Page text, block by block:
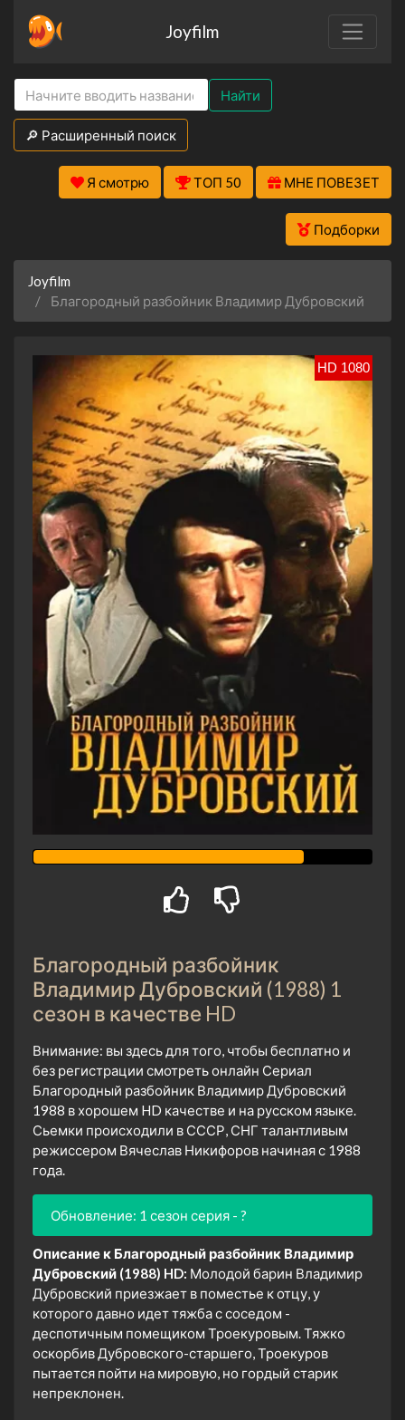
Joyfilm
Найти
🔎 Расширенный поиск
Я смотрю ТОП 50 МНЕ ПОВЕЗЕТ
Подборки
Joyfilm
Благородный разбойник Владимир Дубровский
HD 1080
Благородный разбойник
Владимир Дубровский (1988) 1
сезон в качестве HD
Внимание: вы здесь для того, чтобы бесплатно и
без регистрации смотреть онлайн Сериал
Благородный разбойник Владимир Дубровский
1988 в хорошем HD качестве и на русском языке.
Сьемки происходили в СССР, СНГ талантливым
режиссером Вячеслав Никифоров начиная с 1988
года.
Обновление: 1 сезон серия - ?
Описание к Благородный разбойник Владимир
Дубровский (1988) HD: Молодой барин Владимир
Дубровский приезжает в поместье к отцу, у
которого давно идет тяжба с соседом -
деспотичным помещиком Троекуровым. Тяжко
оскорбив Дубровского-старшего, Троекуров
пытается пойти на мировую, но гордый старик
непреклонен.